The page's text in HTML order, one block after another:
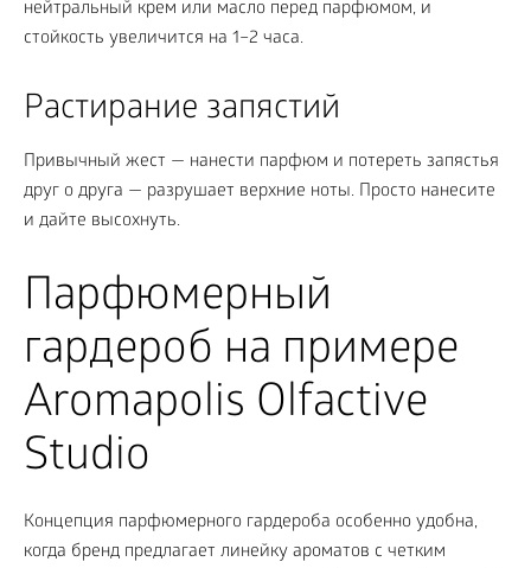
нейтральный крем или масло перед парфюмом, и
стойкость увеличится на 1–2 часа.
Растирание запястий
Привычный жест — нанести парфюм и потереть запястья
друг о друга — разрушает верхние ноты. Просто нанесите
и дайте высохнуть.
Парфюмерный
гардероб на примере
Aromapolis Olfactive
Studio
Концепция парфюмерного гардероба особенно удобна,
когда бренд предлагает линейку ароматов с четким